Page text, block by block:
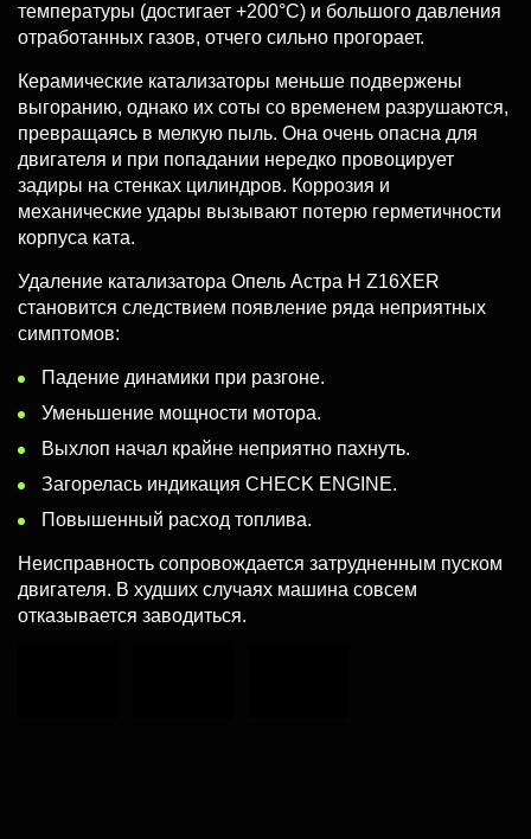
температуры (достигает +200°С) и большого давления
отработанных газов, отчего сильно прогорает.
Керамические катализаторы меньше подвержены
выгоранию, однако их соты со временем разрушаются,
превращаясь в мелкую пыль. Она очень опасна для
двигателя и при попадании нередко провоцирует
задиры на стенках цилиндров. Коррозия и
механические удары вызывают потерю герметичности
корпуса ката.
Удаление катализатора Опель Астра H Z16XER
становится следствием появление ряда неприятных
симптомов:
Падение динамики при разгоне.
Уменьшение мощности мотора.
Выхлоп начал крайне неприятно пахнуть.
Загорелась индикация CHECK ENGINE.
Повышенный расход топлива.
Неисправность сопровождается затрудненным пуском
двигателя. В худших случаях машина совсем
отказывается заводиться.